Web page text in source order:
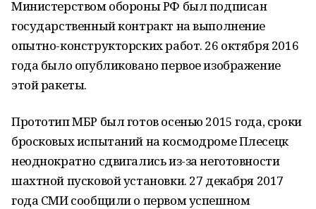
Министерством обороны РФ был подписан
государственный контракт на выполнение
опытно-конструкторских работ. 26 октября 2016
года было опубликовано первое изображение
этой ракеты.
Прототип МБР был готов осенью 2015 года, сроки
бросковых испытаний на космодроме Плесецк
неоднократно сдвигались из-за неготовности
шахтной пусковой установки. 27 декабря 2017
года СМИ сообщили о первом успешном